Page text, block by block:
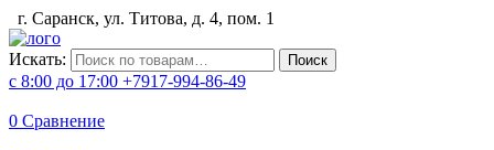
г. Саранск, ул. Титова, д. 4, пом. 1
Искать: Поиск
с 8:00 до 17:00 +7917-994-86-49
0 Сравнение